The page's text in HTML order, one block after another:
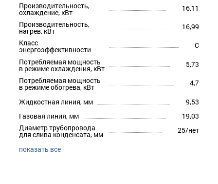
Производительность,
охлаждение, кВт
16,11
Производительность,
нагрев, кВт
16,99
Класс
энергоэффективности
C
Потребляемая мощность
в режиме охлаждения, кВт
5,73
Потребляемая мощность
в режиме обогрева, кВт 4,7
Жидкостная линия, мм
9,53
Газовая линия, мм
19,03
Диаметр трубопровода
для слива конденсата, мм 25/нет
показать все